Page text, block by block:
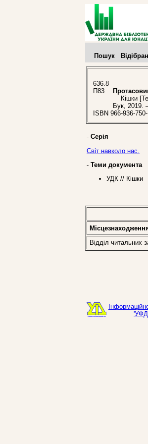
Пошук
636.8
П83
Кішки
Бук, 2019.
ISBN 966-936-
- Серія
Світ навколо нас.
- Теми документа
УДК // Кішки
Відділ читальних
'УФД/